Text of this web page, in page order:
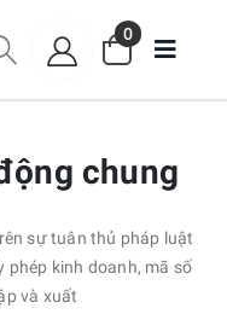
0
chung
sự tuân thủ pháp luật
phép kinh doanh, mã số
và xuất